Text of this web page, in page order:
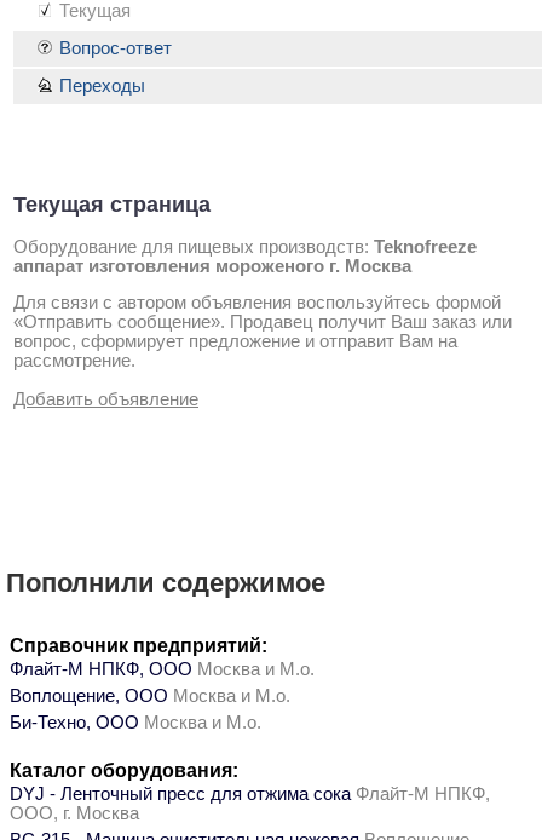
Текущая
Текущая страница
Оборудование для пищевых производств: Teknofreeze
аппарат изготовления мороженого г. Москва
Для связи с автором объявления воспользуйтесь формой
«Отправить сообщение». Продавец получит Ваш заказ или
вопрос, сформирует предложение и отправит Вам на
рассмотрение.
Добавить объявление
Вопрос-ответ
Переходы
Пополнили содержимое
Справочник предприятий:
Флайт-М НПКФ, ООО Москва и М.о.
Воплощение, ООО Москва и М.о.
Би-Техно, ООО Москва и М.о.
Каталог оборудования:
DYJ - Ленточный пресс для отжима сока Флайт-М НПКФ,
ООО, г. Москва